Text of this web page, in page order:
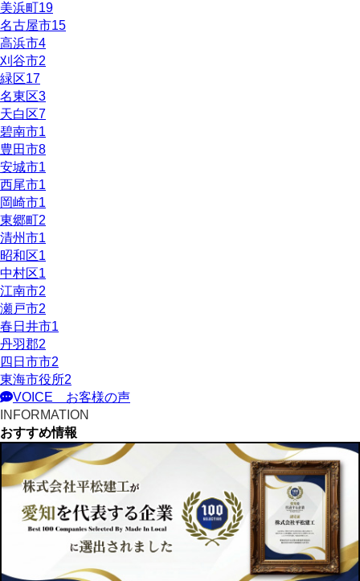
美浜町19
名古屋市15
高浜市4
刈谷市2
緑区17
名東区3
天白区7
碧南市1
豊田市8
安城市1
西尾市1
岡崎市1
東郷町2
清州市1
昭和区1
中村区1
江南市2
瀬戸市2
春日井市1
丹羽郡2
四日市市2
東海市役所2
VOICE
お客様の声
INFORMATION
おすすめ情報